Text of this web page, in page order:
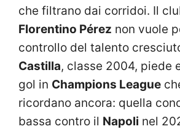
che filtrano dai corridoi. Il
Florentino Pérez non vuole
controllo del talento
Castilla, classe 2004, piede
gol in Champions League
ricordano ancora: quella
bassa contro il Napoli nel